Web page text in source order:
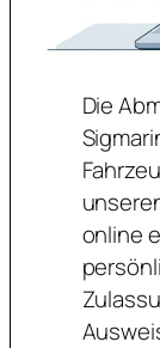
Die
online